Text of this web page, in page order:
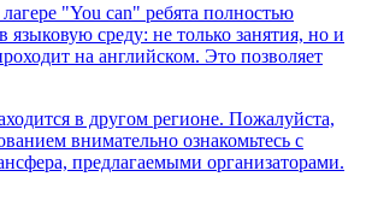
"You can" ребята полностью
языковую среду: не только занятия, но и
на английском. Это позволяет
в другом регионе. Пожалуйста,
внимательно ознакомьтесь с
предлагаемыми организаторами.